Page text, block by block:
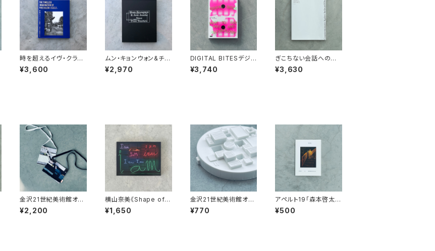
時を超えるイヴ・クライ
ンの想像力―不確かさ
と非物質的なるもの
¥3,600
ムン・キョンウォン&チョ
ン・ジュンホ：どこにも
ない場所のこと 展覧
¥2,970
DIGITAL BITESデジタ
ル・バイツ アート＆テ
クノロジーの摂り方
¥3,740
ぎこちない会話への対
応策ー第三波フェミニ
ズムの視点で 展覧会
¥3,630
金沢21世紀美術館オリ
ジナルサコッシュ
¥2,200
横山奈美《Shape of Y
our Words》ノート
¥1,650
金沢21世紀美術館オリ
ジナル消しゴム
¥770
アペルト19「森本啓太
what has escaped u
s」リーフレット
¥500